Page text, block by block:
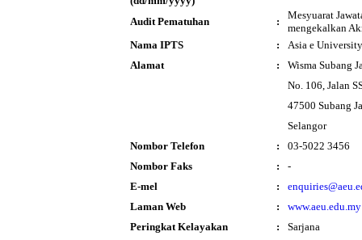
Audit Pematuhan :
Mesyuarat
mengekalkan
Nama IPTS
:
Asia e
Alamat
:
Wisma Subang
No. 106, Jalan
47500 Subang
Selangor
Nombor Telefon
:
03-5022 3456
Nombor Faks
:
-
E-mel
:
Laman Web
:
www.aeu.edu.my
Peringkat Kelayakan
:
Sarjana